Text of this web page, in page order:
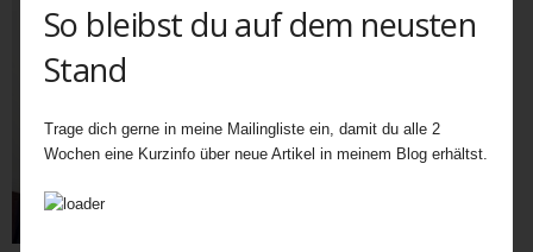
So bleibst du auf dem neusten
Stand
Trage dich gerne in meine Mailingliste ein, damit du alle 2
Wochen eine Kurzinfo über neue Artikel in meinem Blog erhältst.